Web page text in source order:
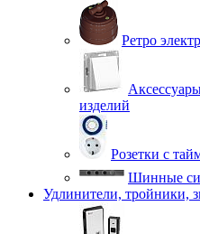
Ретро
изделий
Розетки с
Шинные
Удлинители, тройники,